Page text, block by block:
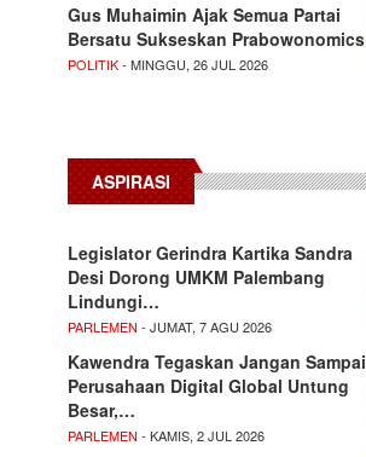
Gus Muhaimin Ajak Semua Partai
Bersatu Sukseskan Prabowonomics
POLITIK- MINGGU, 26 JUL 2026
ASPIRASI
Legislator Gerindra Kartika Sandra
Desi Dorong UMKM Palembang
Lindungi…
PARLEMEN - JUMAT, 7 AGU 2026
Kawendra Tegaskan Jangan Sampai
Perusahaan Digital Global Untung
Besar,…
PARLEMEN - KAMIS, 2 JUL 2026